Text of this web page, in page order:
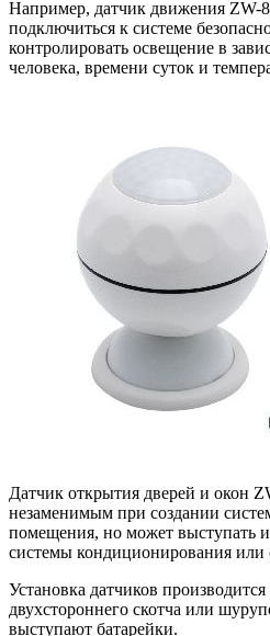
Например, датчик движения ZW-
подключиться к системе
контролировать освещение в
человека, времени суток и
Датчик открытия дверей и окон
незаменимым при создании
помещения, но может выступать
системы кондиционирования или
Установка датчиков
двухстороннего скотча или
выступают батарейки.